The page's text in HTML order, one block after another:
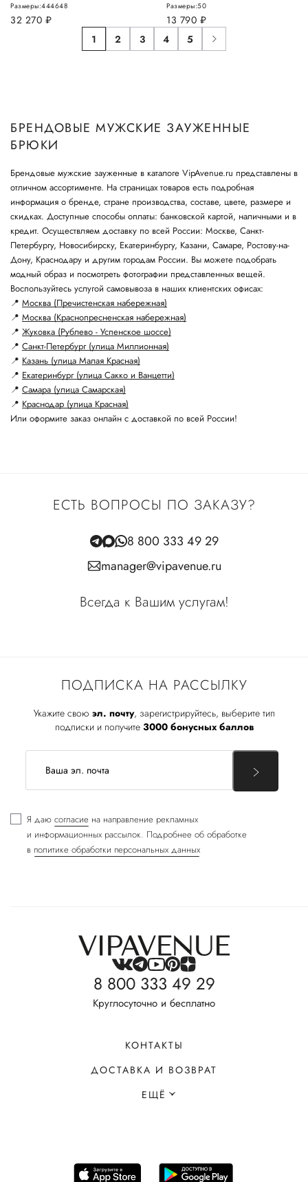
32 270 руб.
Размеры:444648
13 790 руб.
Размеры:50
1 2 3 4 5
БРЕНДОВЫЕ МУЖСКИЕ ЗАУЖЕННЫЕ
БРЮКИ
Брендовые мужские зауженные в каталоге VipAvenue.ru представлены в
отличном ассортименте. На страницах товаров есть подробная
информация о бренде, стране производства, составе, цвете, размере и
скидках. Доступные способы оплаты: банковской картой, наличными и в
кредит. Осуществляем доставку по всей России: Москве, Санкт-
Петербургу, Новосибирску, Екатеринбургу, Казани, Самаре, Ростову-на-
Дону, Краснодару и другим городам России. Вы можете подобрать
модный образ и посмотреть фотографии представленных вещей.
Воспользуйтесь услугой самовывоза в наших клиентских офисах:
📍 Москва (Пречистенская набережная)
📍 Москва (Краснопресненская набережная)
📍 Жуковка (Рублево - Успенское шоссе)
📍 Санкт-Петербург (улица Миллионная)
📍 Казань (улица Малая Красная)
📍 Екатеринбург (улица Сакко и Ванцетти)
📍 Самара (улица Самарская)
📍 Краснодар (улица Красная)
Или оформите заказ онлайн с доставкой по всей России!
ПОДПИСКА НА РАССЫЛКУ
Укажите свою эл. почту, зарегистрируйтесь, выберите тип
подписки и получите 3000 бонусных баллов
Я даю согласие на направление рекламных
и информационных рассылок. Подробнее об обработке
в политике обработки персональных данных
ЕСТЬ ВОПРОСЫ ПО ЗАКАЗУ?
8 800 333 49 29
manager@vipavenue.ru
Всегда к Вашим услугам!
8 800 333 49 29
Круглосуточно и бесплатно
КОНТАКТЫ
ДОСТАВКА И ВОЗВРАТ
ЕЩЁ